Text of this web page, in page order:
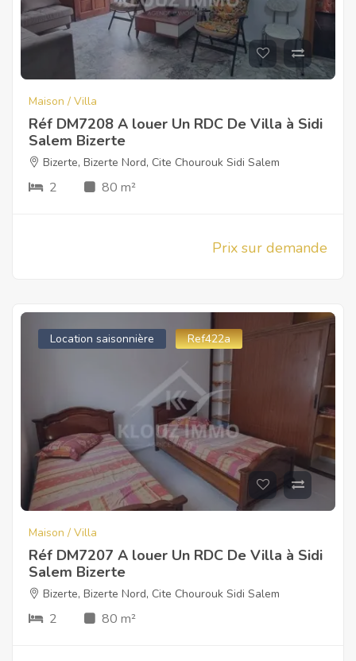
Maison / Villa
Réf DM7208 A louer Un RDC De Villa à Sidi
Salem Bizerte
Bizerte, Bizerte Nord, Cite Chourouk Sidi Salem
2 80 m²
Prix sur demande
Location saisonnière Ref422a
Maison / Villa
Réf DM7207 A louer Un RDC De Villa à Sidi
Salem Bizerte
Bizerte, Bizerte Nord, Cite Chourouk Sidi Salem
2 80 m²